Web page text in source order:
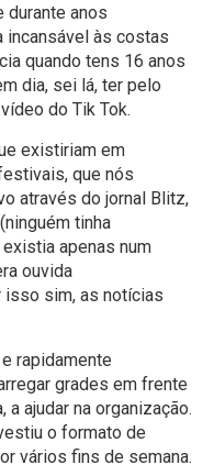
durante anos
incansável às costas
quando tens 16 anos
dia, sei lá, ter pelo
do Tik Tok.
existiriam em
que nós
através do jornal Blitz,
tinha
apenas num
ouvida
isso sim, as notícias
rapidamente
grades em frente
ajudar na organização.
o formato de
vários fins de semana.